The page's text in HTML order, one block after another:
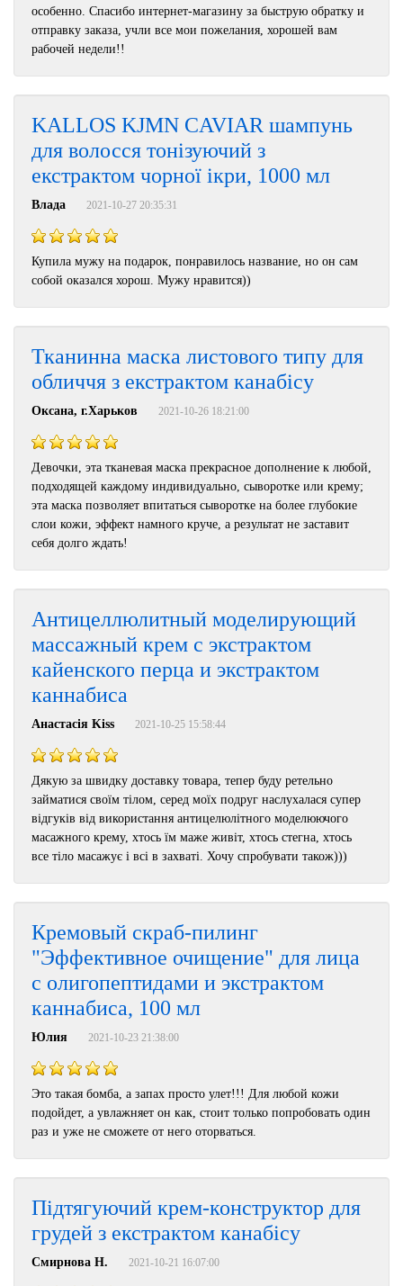
особенно. Спасибо интернет-магазину за быструю обратку и
отправку заказа, учли все мои пожелания, хорошей вам
рабочей недели!!
KALLOS KJMN CAVIAR шампунь
для волосся тонізуючий з
екстрактом чорної ікри, 1000 мл
Влада 2021-10-27 20:35:31
Купила мужу на подарок, понравилось название, но он сам
собой оказался хорош. Мужу нравится))
Тканинна маска листового типу для
обличчя з екстрактом канабісу
Оксана, г.Харьков 2021-10-26 18:21:00
Девочки, эта тканевая маска прекрасное дополнение к любой,
подходящей каждому индивидуально, сыворотке или крему;
эта маска позволяет впитаться сыворотке на более глубокие
слои кожи, эффект намного круче, а результат не заставит
себя долго ждать!
Антицеллюлитный моделирующий
массажный крем с экстрактом
кайенского перца и экстрактом
каннабиса
Анастасія Kiss 2021-10-25 15:58:44
Дякую за швидку доставку товара, тепер буду ретельно
займатися своїм тілом, серед моїх подруг наслухалася супер
відгуків від використання антицелюлітного моделюючого
масажного крему, хтось їм маже живіт, хтось стегна, хтось
все тіло масажує і всі в захваті. Хочу спробувати також)))
Кремовый скраб-пилинг
"Эффективное очищение" для лица
с олигопептидами и экстрактом
каннабиса, 100 мл
Юлия 2021-10-23 21:38:00
Это такая бомба, а запах просто улет!!! Для любой кожи
подойдет, а увлажняет он как, стоит только попробовать один
раз и уже не сможете от него оторваться.
Підтягуючий крем-конструктор для
грудей з екстрактом канабісу
Смирнова Н. 2021-10-21 16:07:00